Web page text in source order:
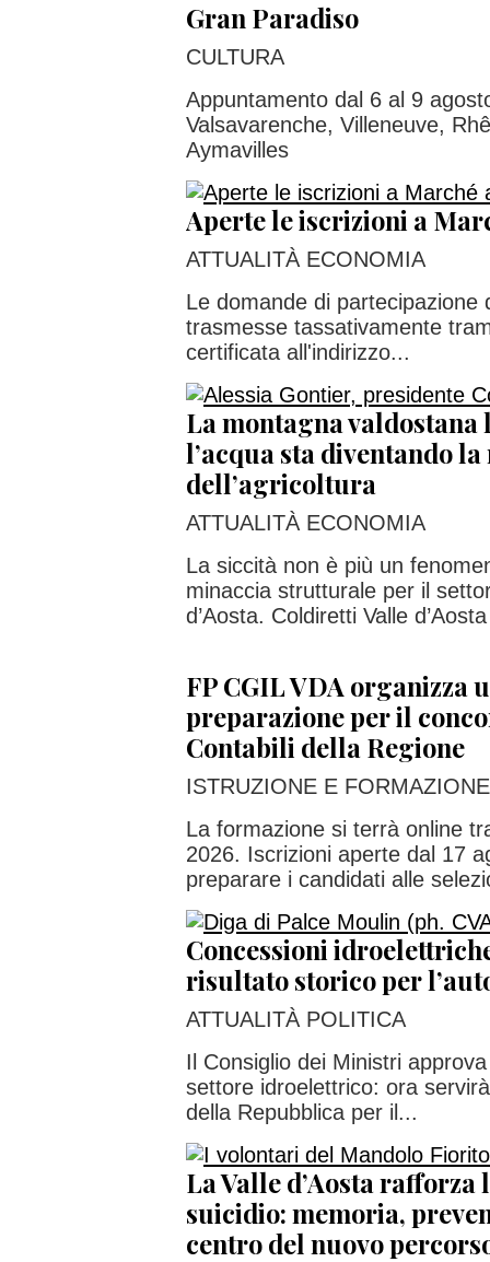
Gran Paradiso
CULTURA
Appuntamento dal 6 al 9
Valsavarenche, Villeneuve,
Aymavilles
Aperte le iscrizioni a
ATTUALITÀ ECONOMIA
Le domande di partecipazione
trasmesse tassativamente
certificata all'indirizzo...
La montagna valdostana
l’acqua sta diventando
dell’agricoltura
ATTUALITÀ ECONOMIA
La siccità non è più un
minaccia strutturale per il
d’Aosta. Coldiretti Valle
FP CGIL VDA organizza
preparazione per il
Contabili della Regione
ISTRUZIONE E FORMAZIONE
La formazione si terrà online
2026. Iscrizioni aperte dal 17
preparare i candidati alle
Concessioni
risultato storico per
ATTUALITÀ POLITICA
Il Consiglio dei Ministri
settore idroelettrico: ora
della Repubblica per il...
La Valle d’Aosta
suicidio: memoria,
centro del nuovo